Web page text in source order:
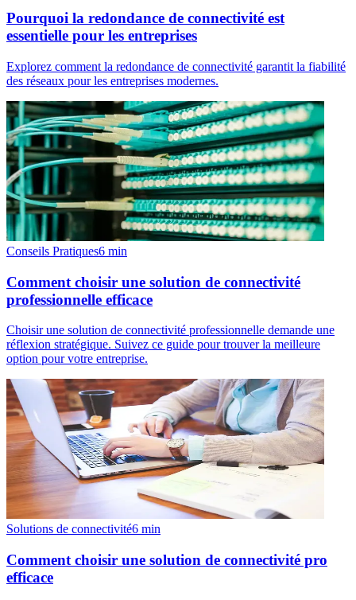
Pourquoi la redondance de connectivité est
essentielle pour les entreprises
Explorez comment la redondance de connectivité garantit la fiabilité
des réseaux pour les entreprises modernes.
Conseils Pratiques6 min
Comment choisir une solution de connectivité
professionnelle efficace
Choisir une solution de connectivité professionnelle demande une
réflexion stratégique. Suivez ce guide pour trouver la meilleure
option pour votre entreprise.
Solutions de connectivité6 min
Comment choisir une solution de connectivité pro
efficace